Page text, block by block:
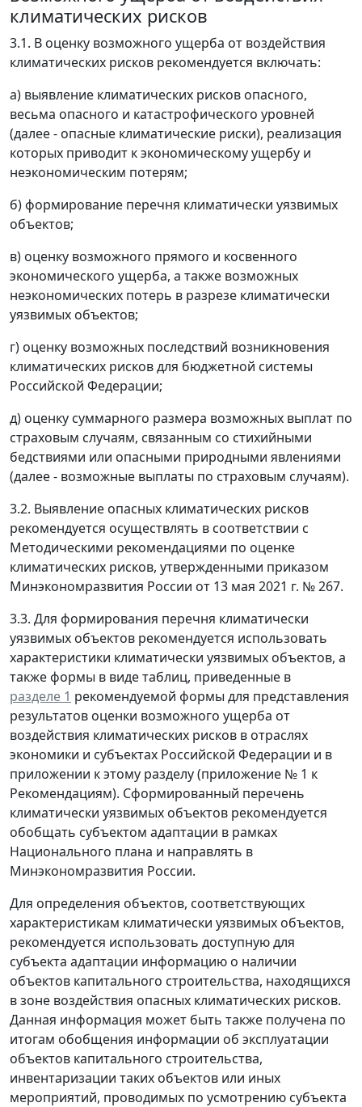
климатических рисков
3.1. В оценку возможного ущерба от воздействия
климатических рисков рекомендуется включать:
а) выявление климатических рисков опасного,
весьма опасного и катастрофического уровней
(далее - опасные климатические риски), реализация
которых приводит к экономическому ущербу и
неэкономическим потерям;
б) формирование перечня климатически уязвимых
объектов;
в) оценку возможного прямого и косвенного
экономического ущерба, а также возможных
неэкономических потерь в разрезе климатически
уязвимых объектов;
г) оценку возможных последствий возникновения
климатических рисков для бюджетной системы
Российской Федерации;
д) оценку суммарного размера возможных выплат по
страховым случаям, связанным со стихийными
бедствиями или опасными природными явлениями
(далее - возможные выплаты по страховым случаям).
3.2. Выявление опасных климатических рисков
рекомендуется осуществлять в соответствии с
Методическими рекомендациями по оценке
климатических рисков, утвержденными приказом
Минэкономразвития России от 13 мая 2021 г. № 267.
3.3. Для формирования перечня климатически
уязвимых объектов рекомендуется использовать
характеристики климатически уязвимых объектов, а
также формы в виде таблиц, приведенные в
разделе 1 рекомендуемой формы для представления
результатов оценки возможного ущерба от
воздействия климатических рисков в отраслях
экономики и субъектах Российской Федерации и в
приложении к этому разделу (приложение № 1 к
Рекомендациям). Сформированный перечень
климатически уязвимых объектов рекомендуется
обобщать субъектом адаптации в рамках
Национального плана и направлять в
Минэкономразвития России.
Для определения объектов, соответствующих
характеристикам климатически уязвимых объектов,
рекомендуется использовать доступную для
субъекта адаптации информацию о наличии
объектов капитального строительства, находящихся
в зоне воздействия опасных климатических рисков.
Данная информация может быть также получена по
итогам обобщения информации об эксплуатации
объектов капитального строительства,
инвентаризации таких объектов или иных
мероприятий, проводимых по усмотрению субъекта